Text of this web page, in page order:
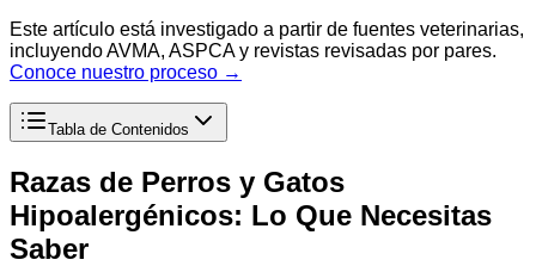
Este artículo está investigado a partir de fuentes veterinarias,
incluyendo AVMA, ASPCA y revistas revisadas por pares.
Conoce nuestro proceso →
Tabla de Contenidos
Razas de Perros y Gatos
Hipoalergénicos: Lo Que Necesitas
Saber